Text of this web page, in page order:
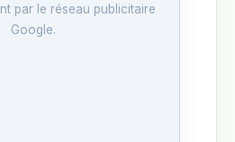
par le réseau publicitaire
Google.